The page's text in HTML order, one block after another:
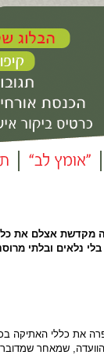
מקדשת אצלם את כל
נלאים ובלתי
את כללי האתיקה
שמאחר שמדובר